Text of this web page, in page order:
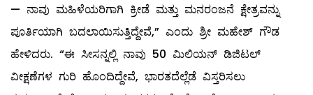
— ನಾವು ಮಹಿಳೆಯರಿಗಾಗಿ ಕ್ರೀಡೆ ಮತ್ತು ಮನರಂಜನೆ ಕ್ಷೇತ್ರವನ್ನು
ಪೂರ್ತಿಯಾಗಿ ಬದಲಾಯಿಸುತ್ತಿದ್ದೇವೆ,” ಎಂದು ಶ್ರೀ ಮಹೇಶ್ ಗೌಡ
ಹೇಳಿದರು. “ಈ ಸೀಸನ್ನಲ್ಲಿ ನಾವು 50 ಮಿಲಿಯನ್ ಡಿಜಿಟಲ್
ವೀಕ್ಷಣೆಗಳ ಗುರಿ ಹೊಂದಿದ್ದೇವೆ, ಭಾರತದೆಲ್ಲೆಡೆ ವಿಸ್ತರಿಸಲು